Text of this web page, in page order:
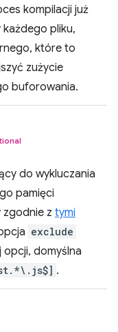
kompilacji już
pliku,
które to
zużycie
buforowania.
do wykluczania
pamięci
z tymi
exclude
opcji, domyślna
.